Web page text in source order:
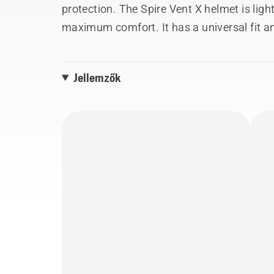
protection. The Spire Vent X helmet is
maximum comfort. It has a universal fit
using the holder kit hearing protection
Jellemzők